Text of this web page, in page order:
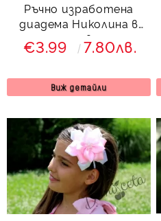
Ръчно изработена
диадема Николина в
розово
€3.99 7.80лв.
Виж детайли